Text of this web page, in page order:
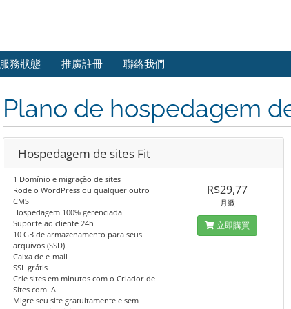
服務狀態 推廣註冊 聯絡我們
Plano de hospedagem
Hospedagem de sites Fit
1 Domínio e migração de sites
Rode o WordPress ou qualquer outro
CMS
Hospedagem 100% gerenciada
Suporte ao cliente 24h
10 GB de armazenamento para seus
arquivos (SSD)
Caixa de e-mail
SSL grátis
Crie sites em minutos com o Criador de
Sites com IA
Migre seu site gratuitamente e sem
R$29,77
月繳
立即購買